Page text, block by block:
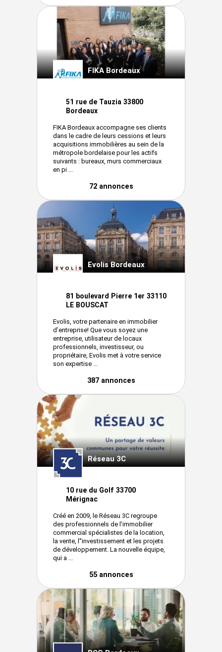
FIKA Bordeaux
51 rue de Tauzia 33800
Bordeaux
FIKA Bordeaux accompagne ses clients
dans le cadre de leurs cessions et leurs
acquisitions immobilières au sein de la
métropole bordelaise pour les actifs
suivants : bureaux, murs commerciaux
en pi ...
72 annonces
Evolis Bordeaux
81 boulevard Pierre 1er 33110
LE BOUSCAT
Evolis, votre partenaire en immobilier
d’entreprise! Que vous soyez une
entreprise, utilisateur de locaux
professionnels, investisseur, ou
propriétaire, Evolis met à votre service
son expertise ...
387 annonces
Réseau 3C
10 rue du Golf 33700
Mérignac
Créé en 2009, le Réseau 3C regroupe
des professionnels de l’immobilier
commercial spécialistes de la location,
la vente, l''investissement et les projets
de développement. La nouvelle équipe,
qui a ...
55 annonces